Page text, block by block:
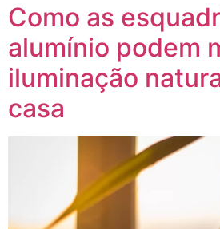
Como as
alumínio podem
iluminação
casa